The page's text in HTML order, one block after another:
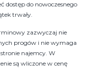
dostęp do nowoczesnego
trwały.
zazwyczaj nie
progów i nie wymaga
najemcy. W
są wliczone w cenę